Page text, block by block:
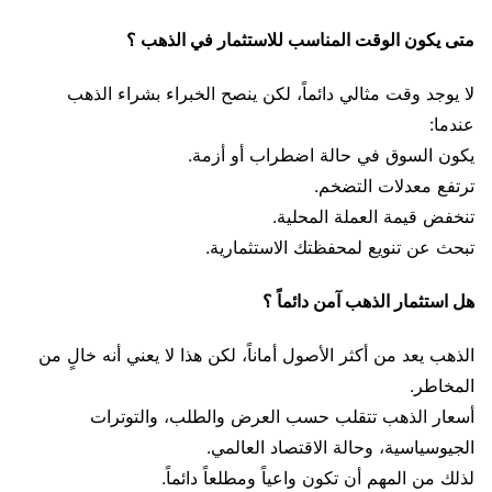
متى يكون الوقت المناسب للاستثمار في الذهب ؟
لا يوجد وقت مثالي دائماً، لكن ينصح الخبراء بشراء الذهب
عندما:
يكون السوق في حالة اضطراب أو أزمة.
ترتفع معدلات التضخم.
تنخفض قيمة العملة المحلية.
تبحث عن تنويع لمحفظتك الاستثمارية.
هل استثمار الذهب آمن دائماً ؟
الذهب يعد من أكثر الأصول أماناً، لكن هذا لا يعني أنه خالٍ من
المخاطر.
أسعار الذهب تتقلب حسب العرض والطلب، والتوترات
الجيوسياسية، وحالة الاقتصاد العالمي.
لذلك من المهم أن تكون واعياً ومطلعاً دائماً.